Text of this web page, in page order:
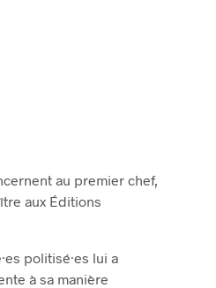
au premier chef,
aux Éditions
politisé·es lui a
à sa manière